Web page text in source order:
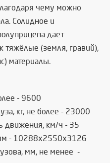
чему можно
Солидное и
дает
тяжёлые (земля, гравий),
материалы.
- 9600
кг, не более - 23000
движения, км/ч - 35
- 10288x2550x3126
мм, не менее -